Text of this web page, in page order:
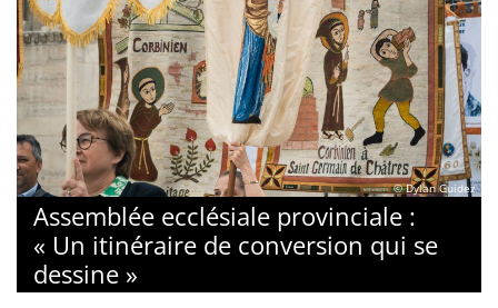
© Dylan Guidez
Assemblée ecclésiale provinciale :
« Un itinéraire de conversion qui se
dessine »